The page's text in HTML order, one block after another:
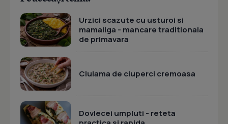
Urzici scazute cu usturoi si
mamaliga - mancare traditionala
de primavara
Ciulama de ciuperci cremoasa
Dovlecei umpluti - reteta